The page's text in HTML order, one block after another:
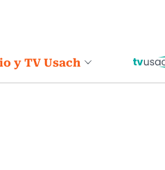
y TV Usach